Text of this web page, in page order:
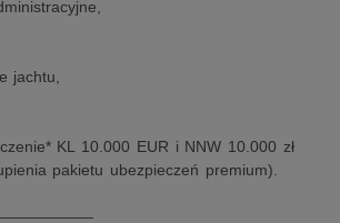
jachtu,
KL 10.000 EUR i NNW 10.000 zł
pakietu ubezpieczeń premium).